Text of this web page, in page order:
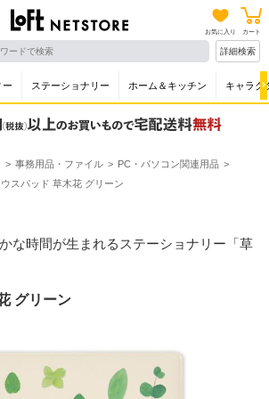
お気に入り カート
詳細検索
ー ステーショナリー ホーム＆キッチン キャラク
事務用品・ファイル
PC・パソコン関連用品
ウスパッド 草木花 グリーン
な時間が生まれるステーショナリー「草
グリーン